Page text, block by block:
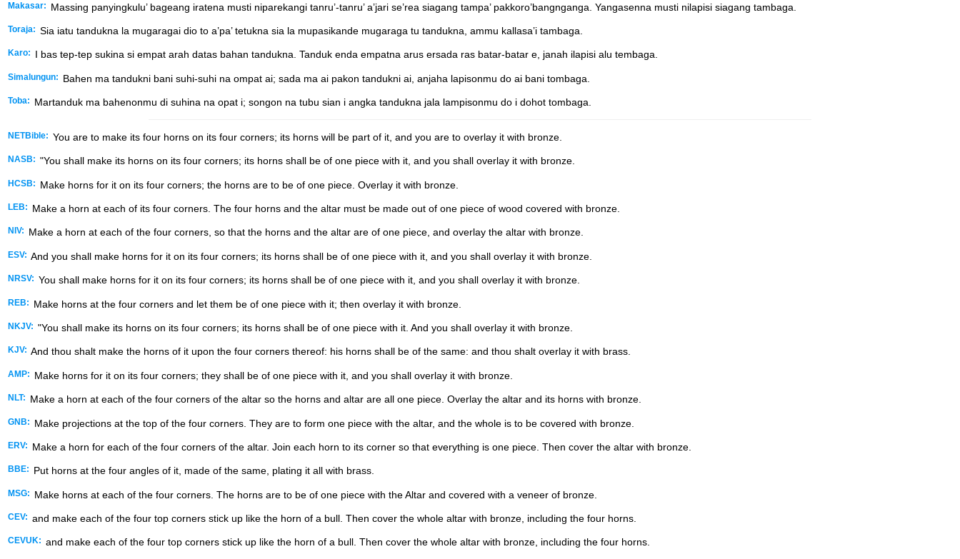
Makasar: Massing panyingkulu’ bageang iratena musti niparekangi tanru’-tanru’ a’jari se’rea siagang tampa’ pakkoro’bangnganga. Yangasenna musti nilapisi siagang tambaga.
Toraja: Sia iatu tandukna la mugaragai dio to a’pa’ tetukna sia la mupasikande mugaraga tu tandukna, ammu kallasa’i tambaga.
Karo: I bas tep-tep sukina si empat arah datas bahan tandukna. Tanduk enda empatna arus ersada ras batar-batar e, janah ilapisi alu tembaga.
Simalungun: Bahen ma tandukni bani suhi-suhi na ompat ai; sada ma ai pakon tandukni ai, anjaha lapisonmu do ai bani tombaga.
Toba: Martanduk ma bahenonmu di suhina na opat i; songon na tubu sian i angka tandukna jala lampisonmu do i dohot tombaga.
NETBible: You are to make its four horns on its four corners; its horns will be part of it, and you are to overlay it with bronze.
NASB: "You shall make its horns on its four corners; its horns shall be of one piece with it, and you shall overlay it with bronze.
HCSB: Make horns for it on its four corners; the horns are to be of one piece. Overlay it with bronze.
LEB: Make a horn at each of its four corners. The four horns and the altar must be made out of one piece of wood covered with bronze.
NIV: Make a horn at each of the four corners, so that the horns and the altar are of one piece, and overlay the altar with bronze.
ESV: And you shall make horns for it on its four corners; its horns shall be of one piece with it, and you shall overlay it with bronze.
NRSV: You shall make horns for it on its four corners; its horns shall be of one piece with it, and you shall overlay it with bronze.
REB: Make horns at the four corners and let them be of one piece with it; then overlay it with bronze.
NKJV: "You shall make its horns on its four corners; its horns shall be of one piece with it. And you shall overlay it with bronze.
KJV: And thou shalt make the horns of it upon the four corners thereof: his horns shall be of the same: and thou shalt overlay it with brass.
AMP: Make horns for it on its four corners; they shall be of one piece with it, and you shall overlay it with bronze.
NLT: Make a horn at each of the four corners of the altar so the horns and altar are all one piece. Overlay the altar and its horns with bronze.
GNB: Make projections at the top of the four corners. They are to form one piece with the altar, and the whole is to be covered with bronze.
ERV: Make a horn for each of the four corners of the altar. Join each horn to its corner so that everything is one piece. Then cover the altar with bronze.
BBE: Put horns at the four angles of it, made of the same, plating it all with brass.
MSG: Make horns at each of the four corners. The horns are to be of one piece with the Altar and covered with a veneer of bronze.
CEV: and make each of the four top corners stick up like the horn of a bull. Then cover the whole altar with bronze, including the four horns.
CEVUK: and make each of the four top corners stick up like the horn of a bull. Then cover the whole altar with bronze, including the four horns.